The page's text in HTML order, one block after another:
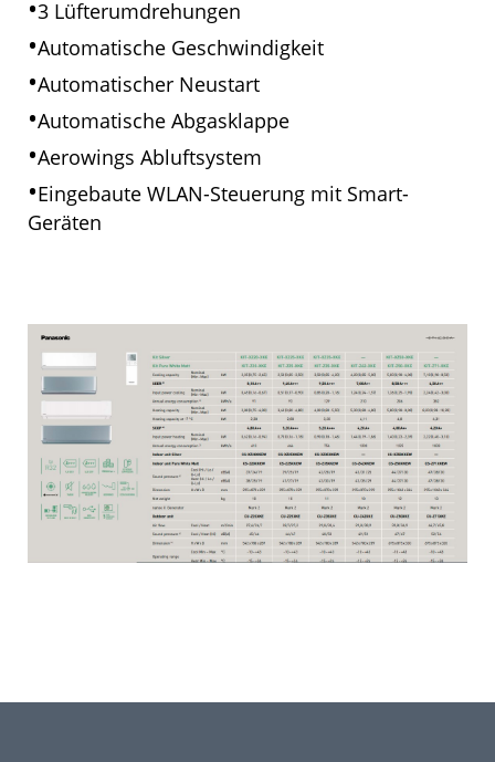
•3 Lüfterumdrehungen
•Automatische Geschwindigkeit
•Automatischer Neustart
•Automatische Abgasklappe
•Aerowings Abluftsystem
•Eingebaute WLAN-Steuerung mit Smart-
Geräten